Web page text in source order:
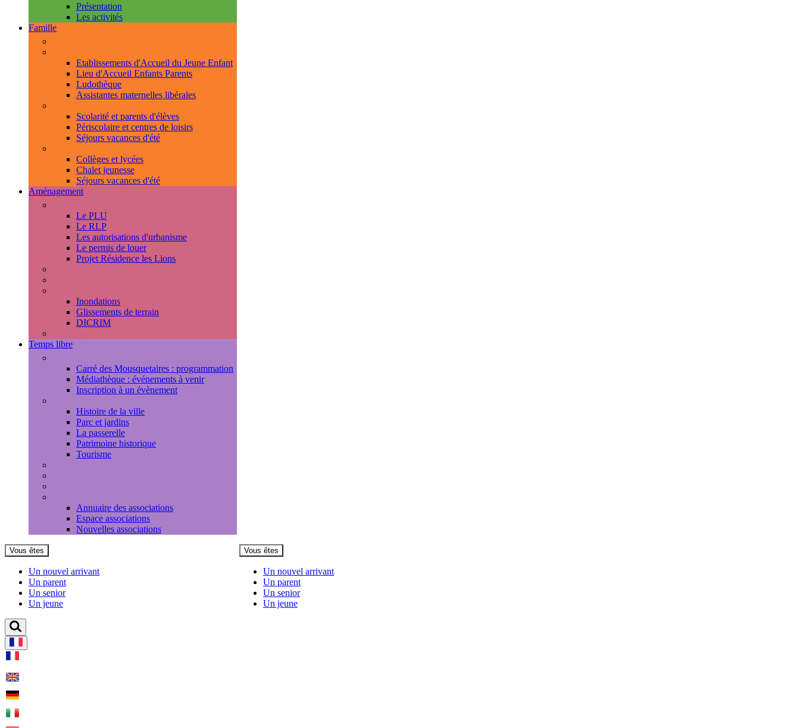
Présentation
Les activités
Famille
Etablissements d'Accueil du Jeune Enfant
Lieu d'Accueil Enfants Parents
Ludothèque
Assistantes maternelles libérales
Scolarité et parents d'élèves
Périscolaire et centres de loisirs
Séjours vacances d'été
Collèges et lycées
Chalet jeunesse
Séjours vacances d'été
Aménagement
Le PLU
Le RLP
Les autorisations d'urbanisme
Le permis de louer
Projet Résidence les Lions
Inondations
Glissements de terrain
DICRIM
Temps libre
Carré des Mousquetaires : programmation
Médiathèque : événements à venir
Inscription à un évènement
Histoire de la ville
Parc et jardins
La passerelle
Patrimoine historique
Tourisme
Annuaire des associations
Espace associations
Nouvelles associations
Vous êtes
Un nouvel arrivant
Un parent
Un senior
Un jeune
Vous êtes
Un nouvel arrivant
Un parent
Un senior
Un jeune